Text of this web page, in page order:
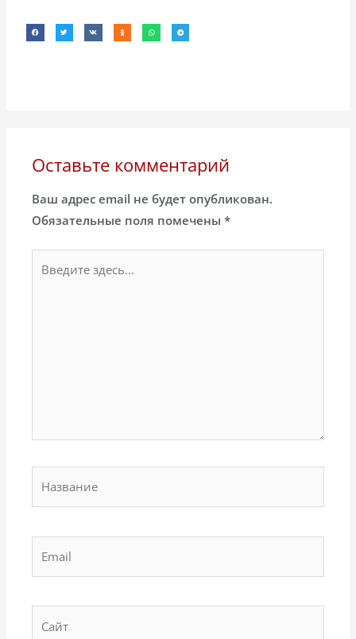
Оставьте комментарий
Ваш адрес email не будет опубликован.
Обязательные поля помечены*
здесь...